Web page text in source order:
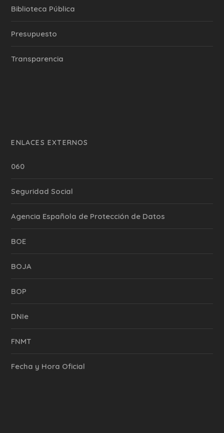
Biblioteca Pública
Presupuesto
Transparencia
ENLACES EXTERNOS
060
Seguridad Social
Agencia Española de Protección de Datos
BOE
BOJA
BOP
DNIe
FNMT
Fecha y Hora Oficial